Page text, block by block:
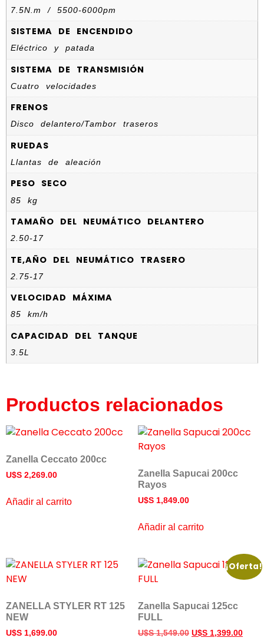
7.5N.m / 5500-6000pm
SISTEMA DE ENCENDIDO
Eléctrico y patada
SISTEMA DE TRANSMISIÓN
Cuatro velocidades
FRENOS
Disco delantero/Tambor traseros
RUEDAS
Llantas de aleación
PESO SECO
85 kg
TAMAÑO DEL NEUMÁTICO DELANTERO
2.50-17
TE,AÑO DEL NEUMÁTICO TRASERO
2.75-17
VELOCIDAD MÁXIMA
85 km/h
CAPACIDAD DEL TANQUE
3.5L
Productos relacionados
Zanella Ceccato 200cc
U$S 2,269.00
Añadir al carrito
Zanella Sapucai 200cc
Rayos
U$S 1,849.00
Añadir al carrito
ZANELLA STYLER RT 125
NEW
U$S 1,699.00
¡Oferta!
Zanella Sapucai 125cc
FULL
U$S1,549.00 U$S 1,399.00